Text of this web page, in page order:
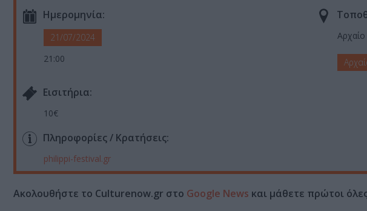
Ημερομηνία:
21/07/2024
21:00
Eισιτήρια:
10€
Πληροφορίες / Κρατήσεις:
philippi-festival.gr
Ακολουθήστε το Culturenow.gr στο Google News και μάθετε πρώτοι